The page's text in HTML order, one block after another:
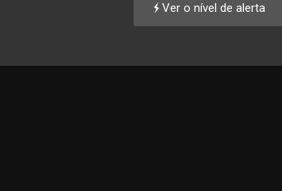
Ver o nível de alerta